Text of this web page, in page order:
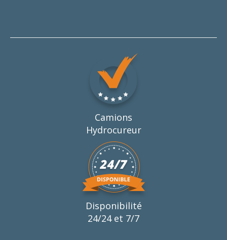
Camions
Hydrocureur
Disponibilité
24/24 et 7/7